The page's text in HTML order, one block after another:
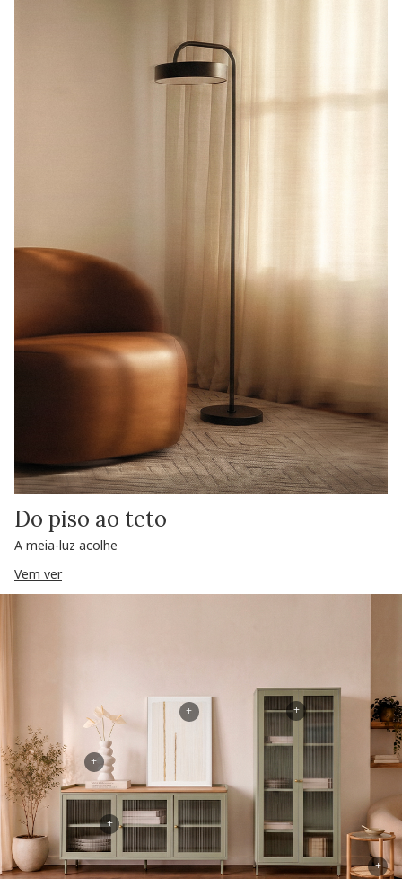
Do piso ao teto
A meia-luz acolhe
Vem ver
+
+
+
+
+